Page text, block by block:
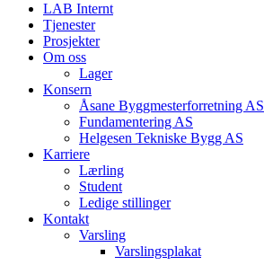
LAB Internt
Tjenester
Prosjekter
Om oss
Lager
Konsern
Åsane Byggmesterforretning AS
Fundamentering AS
Helgesen Tekniske Bygg AS
Karriere
Lærling
Student
Ledige stillinger
Kontakt
Varsling
Varslingsplakat